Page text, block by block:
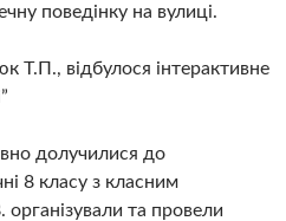
поведінку на вулиці.
Т.П., відбулося інтерактивне
долучилися до
8 класу з класним
та провели